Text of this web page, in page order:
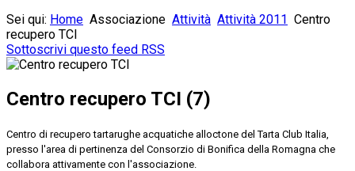
Sei qui: Home Associazione Attività Attività 2011 Centro
recupero TCI
Sottoscrivi questo feed RSS
Centro recupero TCI (7)
Centro di recupero tartarughe acquatiche alloctone del Tarta Club Italia,
presso l'area di pertinenza del Consorzio di Bonifica della Romagna che
collabora attivamente con l'associazione.